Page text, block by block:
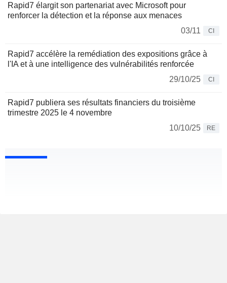
Rapid7 élargit son partenariat avec Microsoft pour
renforcer la détection et la réponse aux menaces
03/11
CI
Rapid7 accélère la remédiation des expositions grâce à
l'IA et à une intelligence des vulnérabilités renforcée
29/10/25
CI
Rapid7 publiera ses résultats financiers du troisième
trimestre 2025 le 4 novembre
10/10/25
RE